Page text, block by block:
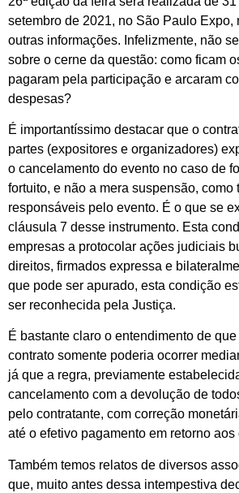
setembro de 2021, no São Paulo Expo,
outras informações. Infelizmente, não
sobre o cerne da questão: como ficam
pagaram pela participação e arcaram
despesas?
É importantíssimo destacar que o
partes (expositores e organizadores)
o cancelamento do evento no caso de
fortuito, e não a mera suspensão, como
responsáveis pelo evento. É o que se
cláusula 7 desse instrumento. Esta
empresas a protocolar ações judiciais
direitos, firmados expressa e
que pode ser apurado, esta condição
ser reconhecida pela Justiça.
É bastante claro o entendimento de
contrato somente poderia ocorrer
já que a regra, previamente
cancelamento com a devolução de
pelo contratante, com correção
até o efetivo pagamento em retorno
Também temos relatos de diversos
que, muito antes dessa intempestiva